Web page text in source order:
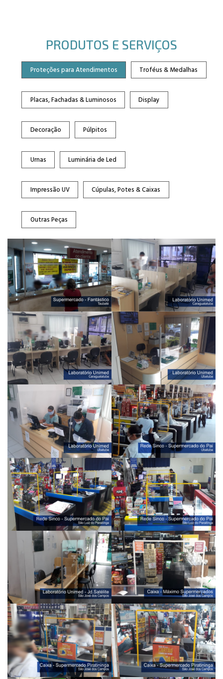
PRODUTOS E SERVIÇOS
Proteções para Atendimentos Troféus & Medalhas
Placas, Fachadas & Luminosos Display
Decoração Púlpitos
Urnas Luminária de Led
Impressão UV Cúpulas, Potes & Caixas
Outras Peças